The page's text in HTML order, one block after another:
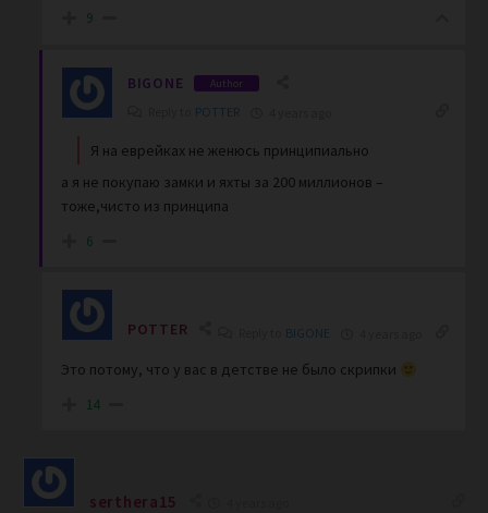
9
BIGONE Author
POTTER
Я на еврейках не женюсь принципиально
а я не покупаю замки и яхты за 200 миллионов –
тоже,чисто из принципа
6
POTTER BIGONE
Это потому, что у вас в детстве не было скрипки
14
serthera15